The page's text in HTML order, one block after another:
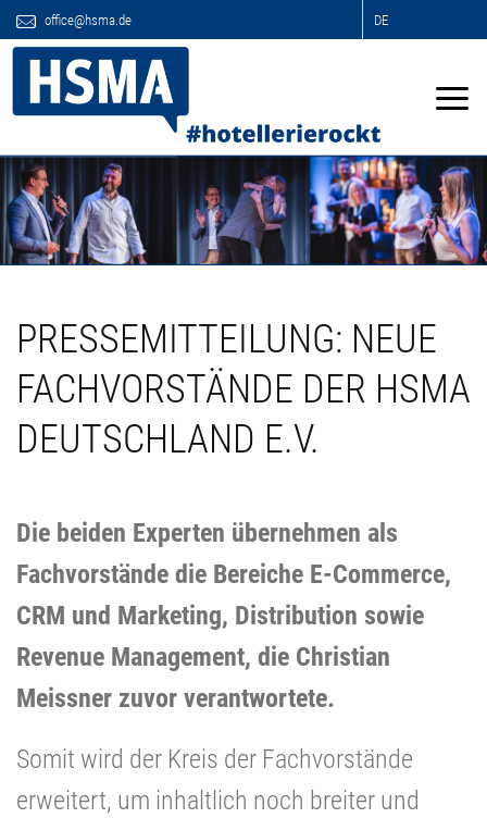
office@hsma.de DE
PRESSEMITTEILUNG: NEUE
FACHVORSTÄNDE DER HSMA
DEUTSCHLAND E.V.
Die beiden Experten übernehmen als
Fachvorstände die Bereiche E-Commerce,
CRM und Marketing, Distribution sowie
Revenue Management, die Christian
Meissner zuvor verantwortete.
Somit wird der Kreis der Fachvorstände
erweitert, um inhaltlich noch breiter und